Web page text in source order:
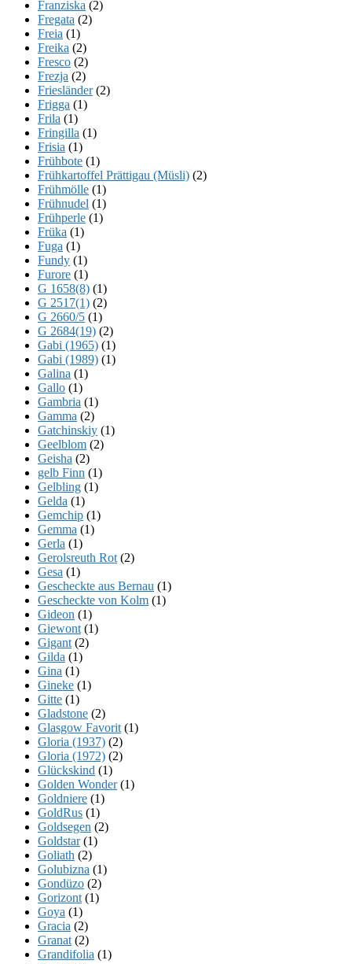
Franziska (2)
Fregata (2)
Freia (1)
Freika (2)
Fresco (2)
Frezja (2)
Friesländer(2)
Frigga (1)
Frila (1)
Fringilla (1)
Frisia (1)
Frühbote (1)
Frühkartoffel Prättigau (Müsli) (2)
Frühmölle (1)
Frühnudel (1)
Frühperle (1)
Früka (1)
Fuga (1)
Fundy (1)
Furore (1)
G 1658(8) (1)
G 2517(1) (2)
G 2660/5 (1)
G 2684(19) (2)
Gabi (1965) (1)
Gabi (1989) (1)
Galina (1)
Gallo (1)
Gambria (1)
Gamma (2)
Gatchinskiy (1)
Geelblom (2)
Geisha (2)
gelb Finn (1)
Gelbling (1)
Gelda (1)
Gemchip (1)
Gemma (1)
Gerla (1)
Gerolsreuth Rot (2)
Gesa (1)
Gescheckte aus Bernau (1)
Gescheckte von Kolm (1)
Gideon (1)
Giewont (1)
Gigant (2)
Gilda (1)
Gina (1)
Gineke (1)
Gitte (1)
Gladstone (2)
Glasgow Favorit (1)
Gloria (1937) (2)
Gloria (1972) (2)
Glückskind (1)
Golden Wonder(1)
Goldniere (1)
GoldRus (1)
Goldsegen (2)
Goldstar(1)
Goliath (2)
Golubizna (1)
Gondüzo (2)
Gorizont (1)
Goya (1)
Gracia (2)
Granat (2)
Grandifolia (1)